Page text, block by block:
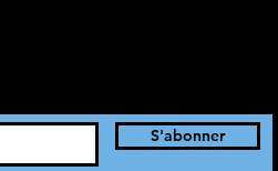
S'abonner